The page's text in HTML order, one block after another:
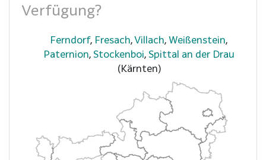
Verfügung?
Ferndorf, Fresach,Villach, Weißenstein,
Paternion, Stockenboi, Spittal an der Drau
(Kärnten)